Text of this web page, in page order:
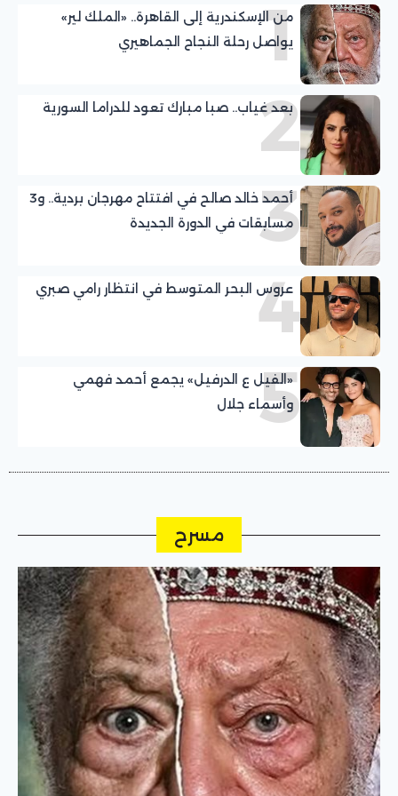
1
من الإسكندرية إلى القاهرة.. «الملك لير»
يواصل رحلة النجاح الجماهيري
2
بعد غياب.. صبا مبارك تعود للدراما السورية
3
أحمد خالد صالح في افتتاح مهرجان بردية.. و3
مسابقات في الدورة الجديدة
4
عروس البحر المتوسط في انتظار رامي صبري
5
«الفيل ع الدرفيل» يجمع أحمد فهمي
وأسماء جلال
مسرح